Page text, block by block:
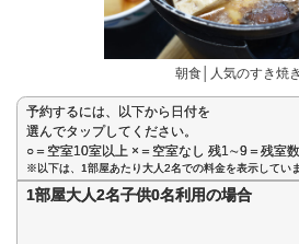
朝食│人気のすき焼
予約するには、以下から日付を
選んでタップしてください。
○＝空室10室以上 ×＝空室なし 残1∼9＝残室数
※以下は、1部屋あたり大人2名での料金を表示していま
1部屋大人2名子供0名利用の場合